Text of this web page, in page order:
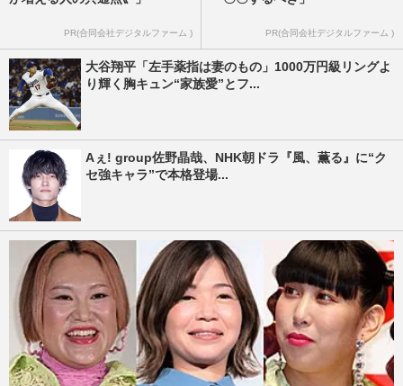
PR(合同会社デジタルファーム ) PR(合同会社デジタルファーム )
大谷翔平「左手薬指は妻のもの」1000万円級リングよ
り輝く胸キュン“家族愛”とフ...
Aぇ! group佐野晶哉、NHK朝ドラ『風、薫る』に“ク
セ強キャラ”で本格登場...